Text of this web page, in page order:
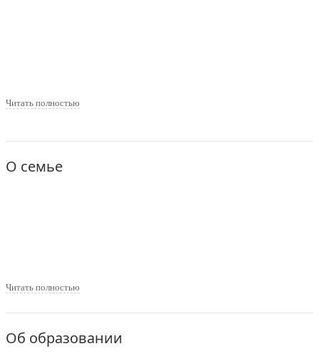
Читать полностью
О семье
Читать полностью
Об образовании